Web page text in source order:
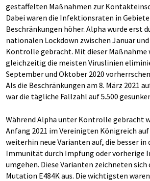
gestaffelten Maßnahmen zur
Dabei waren die Infektionsraten in
Beschränkungen höher. Alpha wurde erst
nationalen Lockdown zwischen Januar
Kontrolle gebracht. Mit dieser Maßnahme
gleichzeitig die meisten Viruslinien
September und Oktober 2020
Als die Beschränkungen am 8. März 2021
war die tägliche Fallzahl auf 5.500
Während Alpha unter Kontrolle gebracht
Anfang 2021 im Vereinigten Königreich
weiterhin neue Varianten auf, die besser in
Immunität durch Impfung oder vorherige
umgehen. Diese Varianten zeichneten sich
Mutation E484K aus. Die wichtigsten